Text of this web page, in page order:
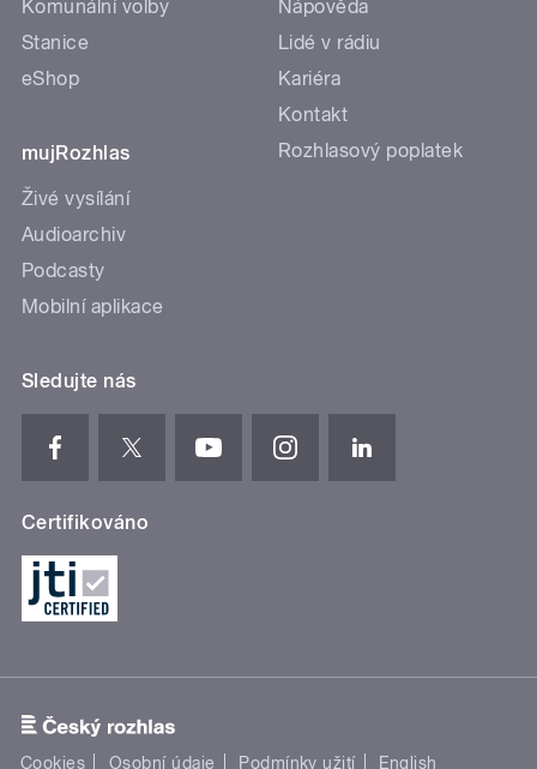
Komunální volby
Stanice
eShop
mujRozhlas
Živé vysílání
Audioarchiv
Podcasty
Mobilní aplikace
Nápověda
Lidé v rádiu
Kariéra
Kontakt
Rozhlasový poplatek
Sledujte nás
Certifikováno
Cookies Osobní údaje Podmínky užití English